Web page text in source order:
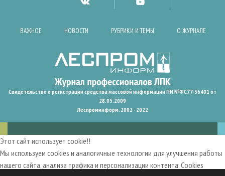
ВАЖНОЕ НОВОСТИ РУБРИКИ И ТЕМЫ О ЖУРНАЛЕ
Свидетельство о регистрации средства массовой информации ПИ №ФС77-36401 от
28.05.2009
Леспроминформ. 2002 - 2022
Этот сайт использует cookie!!
Мы используем cookies и аналогичные технологии для улучшения работы
нашего сайта, анализа трафика и персонализации контента. Cookies